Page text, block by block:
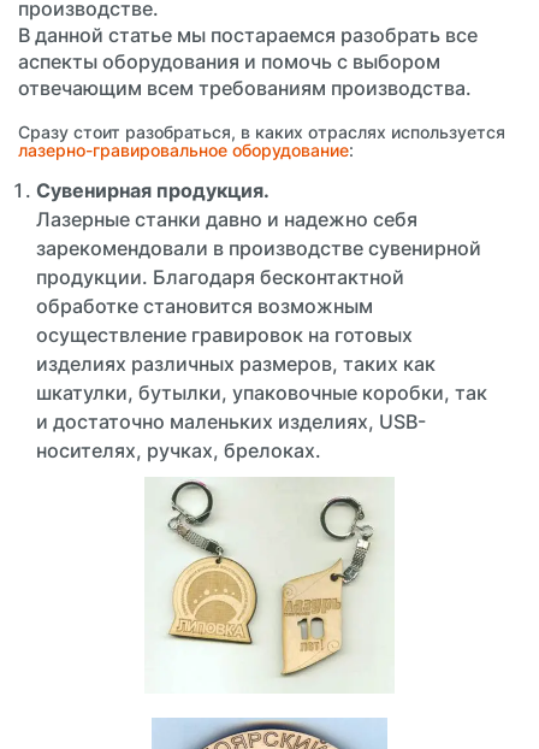
производстве.
В данной статье мы постараемся разобрать все
аспекты оборудования и помочь с выбором
отвечающим всем требованиям производства.
Сразу стоит разобраться, в каких отраслях используется
лазерно-гравировальное оборудование:
Сувенирная продукция.
Лазерные станки давно и надежно себя
зарекомендовали в производстве сувенирной
продукции. Благодаря бесконтактной
обработке становится возможным
осуществление гравировок на готовых
изделиях различных размеров, таких как
шкатулки, бутылки, упаковочные коробки, так
и достаточно маленьких изделиях, USB-
носителях, ручках, брелоках.